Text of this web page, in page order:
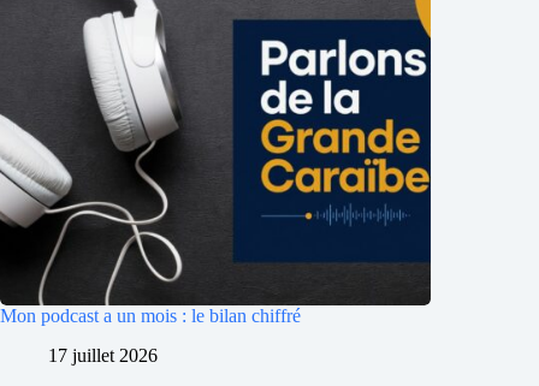
Mon podcast a un mois : le bilan chiffré
17 juillet 2026